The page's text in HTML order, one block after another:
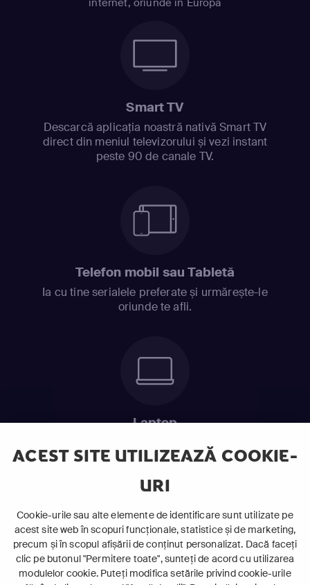
ACEST SITE UTILIZEAZĂ COOKIE-
URI
Cookie-urile sau alte elemente de identificare sunt utilizate pe
acest site web în scopuri funcționale, statistice și de marketing,
precum și în scopul afișării de conținut personalizat. Dacă faceți
clic pe butonul "Permitere toate", sunteți de acord cu utilizarea
modulelor cookie. Puteți modifica setările privind cookie-urile
Smart TV
Descarcă aplicația noastră nativă Smart TV
direct din meniul televizorului și vezi instant
peste 90 de canale TV.
Telefon mobil sau Tabletă
Ia cu tine serialele preferate și urmărește-le
oriunde te afli.
Laptop
ABONEAZĂ-TE ACUM
Cerințe de sistem